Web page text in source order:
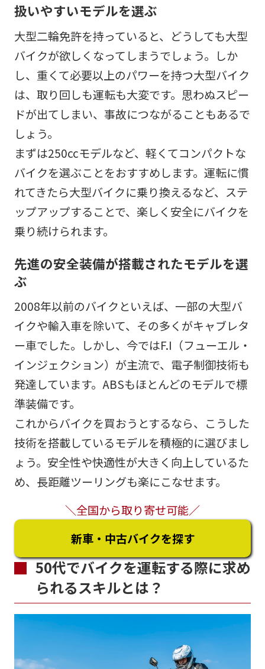
扱いやすいモデルを選ぶ
大型二輪免許を持っていると、どうしても大型
バイクが欲しくなってしまうでしょう。しか
し、重くて必要以上のパワーを持つ大型バイク
は、取り回しも運転も大変です。思わぬスピー
ドが出てしまい、事故につながることもあるで
しょう。
まずは250ccモデルなど、軽くてコンパクトな
バイクを選ぶことをおすすめします。運転に慣
れてきたら大型バイクに乗り換えるなど、ステ
ップアップすることで、楽しく安全にバイクを
乗り続けられます。
先進の安全装備が搭載されたモデルを選
ぶ
2008年以前のバイクといえば、一部の大型バ
イクや輸入車を除いて、その多くがキャブレタ
ー車でした。しかし、今ではF.I（フューエル・
インジェクション）が主流で、電子制御技術も
発達しています。ABSもほとんどのモデルで標
準装備です。
これからバイクを買おうとするなら、こうした
技術を搭載しているモデルを積極的に選びまし
ょう。安全性や快適性が大きく向上しているた
め、長距離ツーリングも楽にこなせます。
＼全国から取り寄せ可能／
新車・中古バイクを探す
50代でバイクを運転する際に求め
られるスキルとは？